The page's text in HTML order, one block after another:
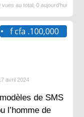
vues au total, 0 aujourd'hui
f cfa .100,000
avril 2024
de SMS
l’homme de